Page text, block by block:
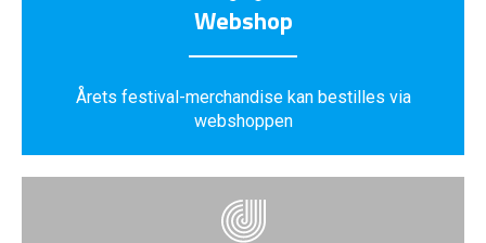
Webshop
Årets festival-merchandise kan bestilles via
webshoppen